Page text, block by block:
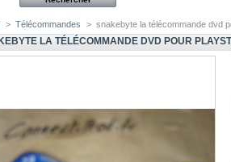
> Télécommandes > snakebyte la télécommande dvd
LA TÉLÉCOMMANDE DVD POUR